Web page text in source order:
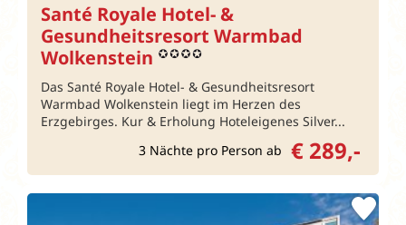
Santé Royale Hotel- &
Gesundheitsresort Warmbad
Wolkenstein
Das Santé Royale Hotel- & Gesundheitsresort
Warmbad Wolkenstein liegt im Herzen des
Erzgebirges. Kur & Erholung Hoteleigenes Silver...
3 Nächte pro Person ab € 289,-